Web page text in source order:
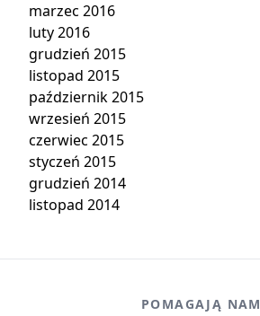
marzec 2016
luty 2016
grudzień 2015
listopad 2015
październik 2015
wrzesień 2015
czerwiec 2015
styczeń 2015
grudzień 2014
listopad 2014
POMAGAJĄ NAM